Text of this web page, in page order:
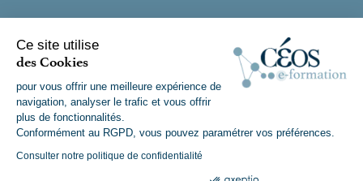
La certification qualité a été délivrée au titre des
catégories d’actions suivantes : Actions de formation
Ce site utilise
des Cookies
pour vous offrir une meilleure expérience de
navigation, analyser le trafic et vous offrir
plus de fonctionnalités.
Conformément au RGPD, vous pouvez paramétrer vos préférences.
Consulter notre politique de confidentialité